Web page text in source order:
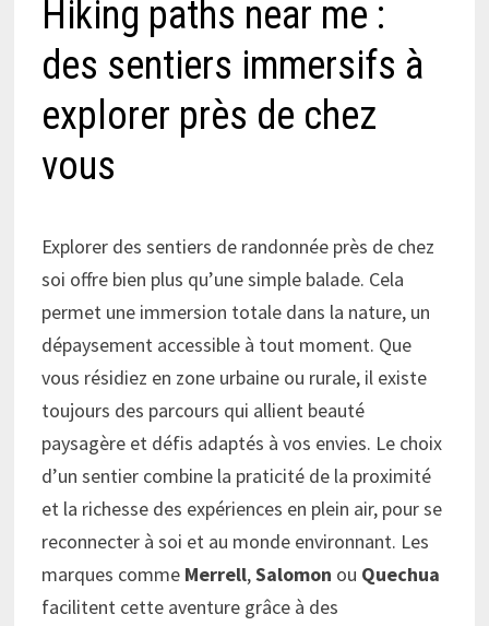
Hiking paths near me :
des sentiers immersifs à
explorer près de chez
vous
Explorer des sentiers de randonnée près de chez
soi offre bien plus qu’une simple balade. Cela
permet une immersion totale dans la nature, un
dépaysement accessible à tout moment. Que
vous résidiez en zone urbaine ou rurale, il existe
toujours des parcours qui allient beauté
paysagère et défis adaptés à vos envies. Le choix
d’un sentier combine la praticité de la proximité
et la richesse des expériences en plein air, pour se
reconnecter à soi et au monde environnant. Les
marques comme Merrell,Salomon ou Quechua
facilitent cette aventure grâce à des